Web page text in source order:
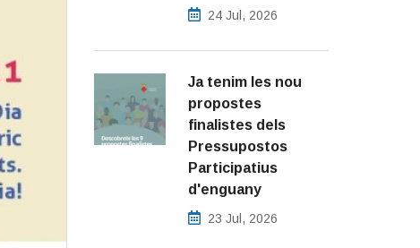
24 Jul, 2026
Ja tenim les nou
propostes
finalistes dels
Pressupostos
Participatius
d'enguany
23 Jul, 2026